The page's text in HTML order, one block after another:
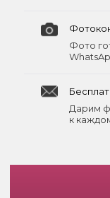
Фото
Дарим
к